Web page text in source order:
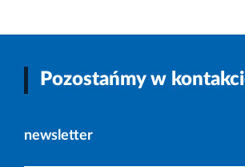
Pozostańmy w
newsletter